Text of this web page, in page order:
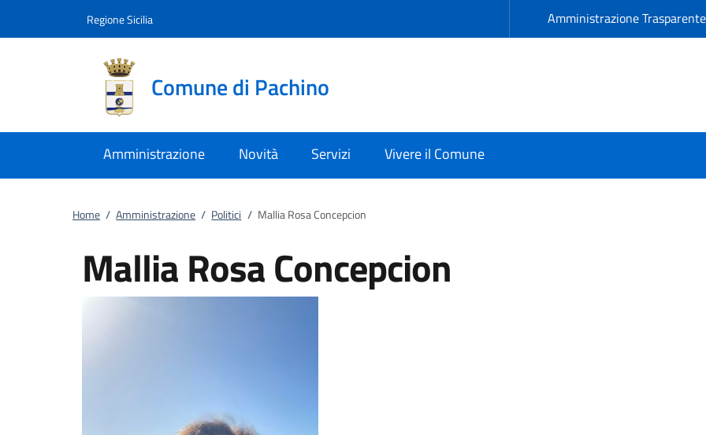
Regione Sicilia Amministrazione
Comune di Pachino
Amministrazione Novità Servizi Vivere il Comune
Home / Amministrazione / Politici / Mallia Rosa Concepcion
Mallia Rosa Concepcion